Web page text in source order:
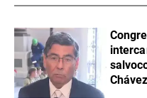
Chávez